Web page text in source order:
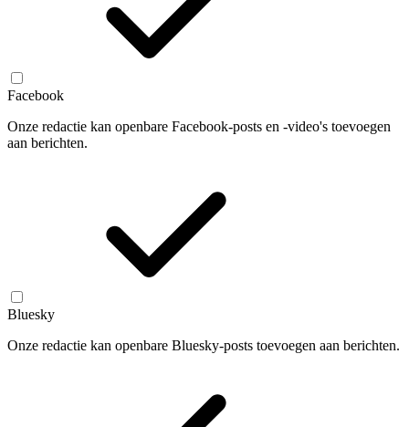
Facebook
Onze redactie kan openbare Facebook-posts en -video's toevoegen
aan berichten.
Bluesky
Onze redactie kan openbare Bluesky-posts toevoegen aan berichten.